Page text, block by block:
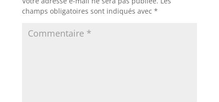
champs obligatoires sont indiqués avec *